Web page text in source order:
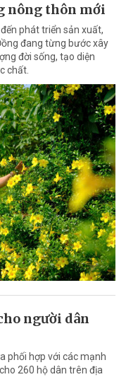
nông thôn mới
phát triển sản xuất,
đang từng bước xây
đời sống, tạo diện
chất.
người dân
phối hợp với các mạnh
260 hộ dân trên địa